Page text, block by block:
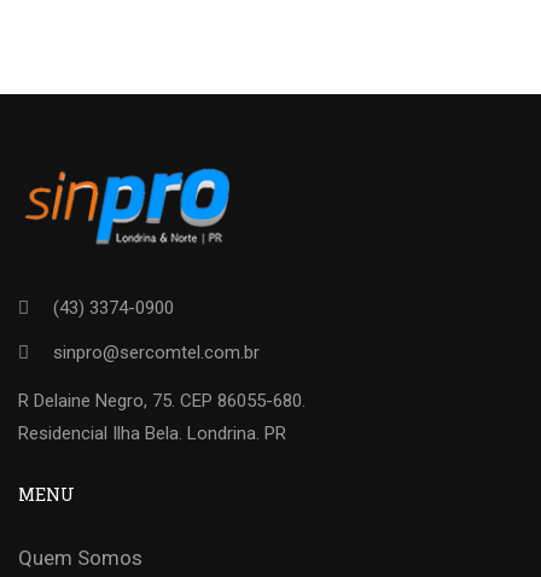
(43) 3374-0900
sinpro@sercomtel.com.br
R Delaine Negro, 75. CEP 86055-680.
Residencial Ilha Bela. Londrina. PR
MENU
Quem Somos